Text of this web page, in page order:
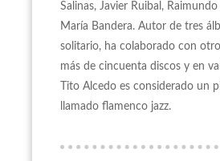
Salinas, Javier Ruibal,
María Bandera. Autor de tres
solitario, ha colaborado con
más de cincuenta discos y en
Tito Alcedo es considerado un
llamado flamenco jazz.